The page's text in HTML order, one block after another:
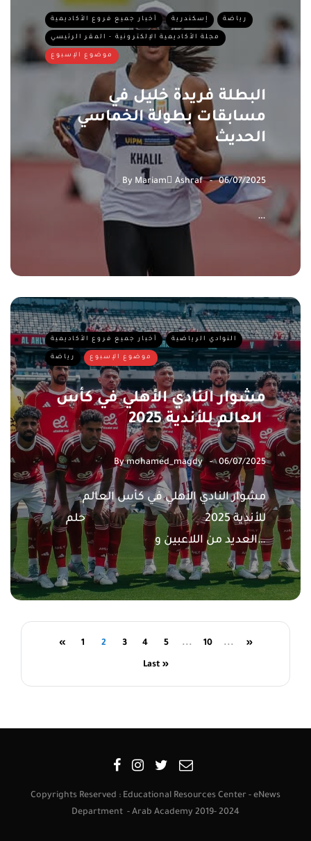
أخبار جميع فروع الأكاديمية إسكندرية رياضة
مجلة الأكاديمية الإلكترونية - المقر الرئيسي
موضوع الإسبوع
البطلة فريدة خليل في
مسابقات بطولة الخماسي
الحديث
By Mariam ِAshraf 06/07/2025
…
أخبار جميع فروع الأكاديمية النوادي الرياضية
رياضة موضوع الإسبوع
مشوار النادي الأهلي في كأس
العالم للأندية 2025
Bymohamed_magdy 06/07/2025
مشوار النادي الأهلي في كأس العالم
للأندية 2025 حلم
العديد من اللاعبين و…
« 1 2 3 4 5 ... 10 ... »
Last »
Copyrights Reserved : Educational Resources Center - eNews
Department - Arab Academy 2019- 2024